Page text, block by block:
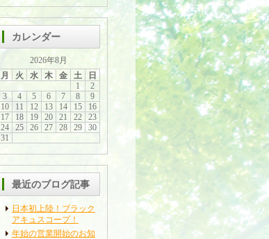
カレンダー
2026年8月
月
火 水 木 金 土
日
1
2
3
4 5 6 7 8
9
10
11 12 13 14 15
16
17
18 19 20 21 22
23
24
25 26 27 28 29
30
31
最近のブログ記事
日本初上陸！ブラック
アキュスコープ！
年始の営業開始のお知